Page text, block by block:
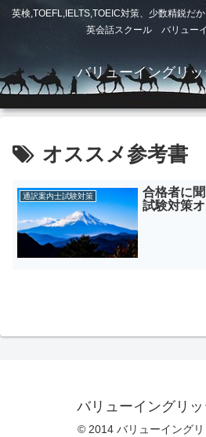
英検,TOEFL,IELTS,TOEIC対策、少数精鋭だ
英会話スクール バリュー
バリューイングリ
オススメ参考書
通訳案内士試験対策
合格者に
試験対策
バリューイングリ
© 2014 バリューイング